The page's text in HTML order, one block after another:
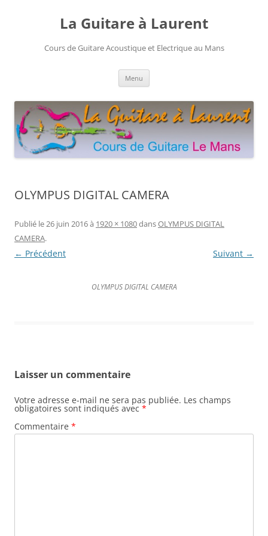
La Guitare à Laurent
Cours de Guitare Acoustique et Electrique au Mans
Menu
OLYMPUS DIGITAL CAMERA
Publié le26 juin 2016à 1920 × 1080dansOLYMPUS DIGITAL
CAMERA.
← Précédent Suivant →
OLYMPUS DIGITAL CAMERA
Laisser un commentaire
Votre adresse e-mail ne sera pas publiée. Les champs
obligatoires sont indiqués avec *
Commentaire *